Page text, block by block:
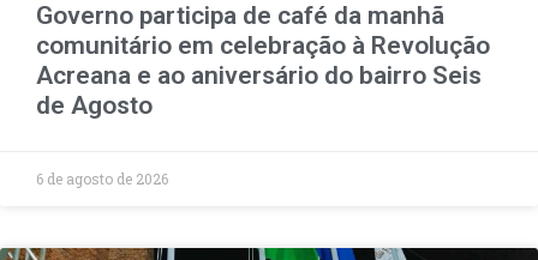
Governo participa de café da manhã
comunitário em celebração à Revolução
Acreana e ao aniversário do bairro Seis
de Agosto
6 de agosto de 2026